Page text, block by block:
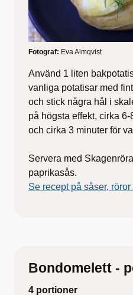
Fotograf: Eva Almqvist
Använd 1 liten
vanliga potatisar med
och stick några hål i
på högsta effekt, cirka
och cirka 3 minuter för
Servera med
paprikasås.
Se recept på såser,
Bondomelett -
4 portioner